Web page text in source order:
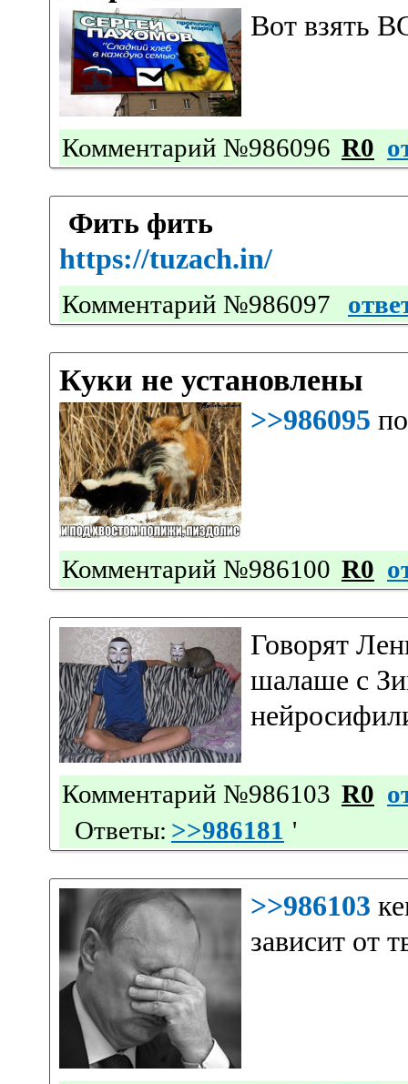
Вот взять
Комментарий №986096 R0
Фить фить
https://tuzach.in/
Комментарий №986097
Куки не установлены
>>986095
Комментарий №986100 R0
Говорят
шалаше с
Комментарий №986103 R0
Ответы: >>986181 '
>>986103
зависит от